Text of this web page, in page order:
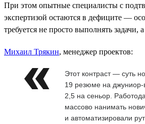
При этом опытные специалисты с
экспертизой остаются в дефиците —
требуется не просто выполнять задачи, а
Михаил Трякин, менеджер проектов:
Этот контраст — суть
19 резюме на джуниор-
2,5 на сеньор.
массово нанимать
и автоматизировали